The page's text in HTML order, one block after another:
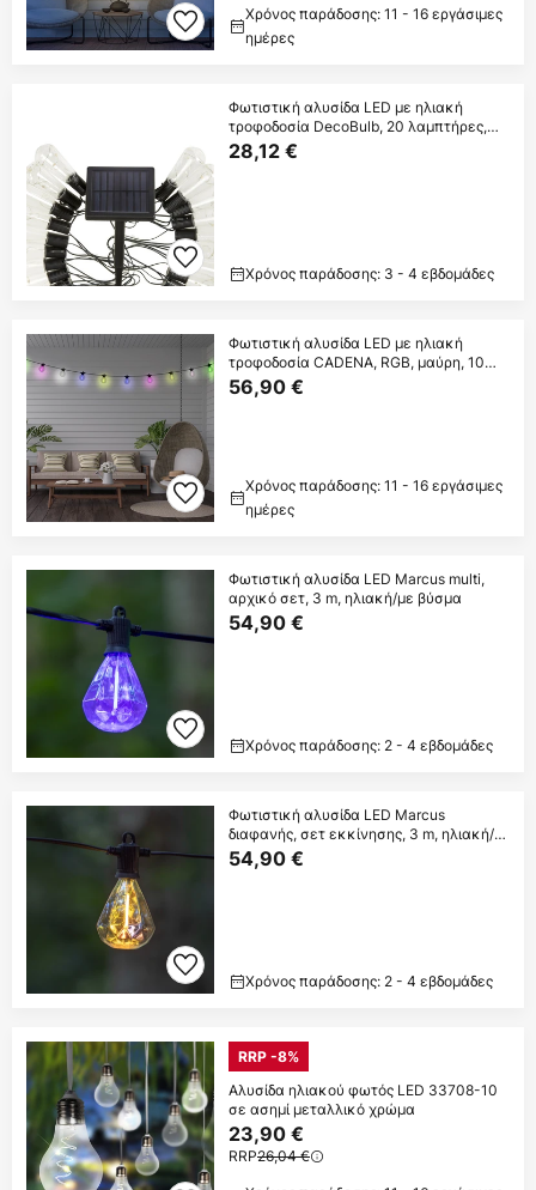
Χρόνος παράδοσης: 11 - 16 εργάσιμες
ημέρες
Φωτιστική αλυσίδα LED με ηλιακή
τροφοδοσία DecoBulb, 20 λαμπτήρες,
διαφανής,
28,12 €
Χρόνος παράδοσης: 3 - 4 εβδομάδες
Φωτιστική αλυσίδα LED με ηλιακή
τροφοδοσία CADENA, RGB, μαύρη, 10
λαμπτήρες, 5 m
56,90 €
Χρόνος παράδοσης: 11 - 16 εργάσιμες
ημέρες
Φωτιστική αλυσίδα LED Marcus multi,
αρχικό σετ, 3 m, ηλιακή/με βύσμα
54,90 €
Χρόνος παράδοσης: 2 - 4 εβδομάδες
Φωτιστική αλυσίδα LED Marcus
διαφανής, σετ εκκίνησης, 3 m, ηλιακή/
με βύσμα
54,90 €
Χρόνος παράδοσης: 2 - 4 εβδομάδες
RRP -8%
Αλυσίδα ηλιακού φωτός LED 33708-10
σε ασημί μεταλλικό χρώμα
23,90 €
RRP26,04 €